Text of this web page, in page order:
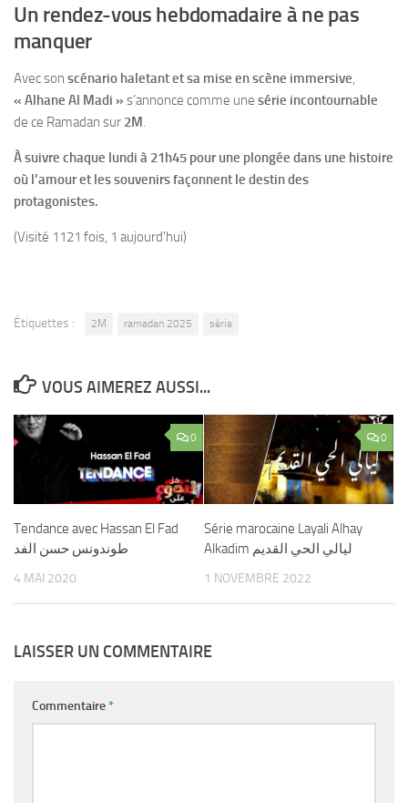
Un rendez-vous hebdomadaire à ne pas
manquer
Avec son scénario haletant et sa mise en scène immersive,
« Alhane Al Madi » s’annonce comme une série incontournable
de ce Ramadan sur 2M.
À suivre chaque lundi à 21h45 pour une plongée dans une histoire
où l’amour et les souvenirs façonnent le destin des
protagonistes.
(Visité 1121 fois, 1 aujourd'hui)
Étiquettes : 2M ramadan 2025 série
VOUS AIMEREZ AUSSI...
0
Tendance avec Hassan El Fad
طوندونس حسن الفد
4 MAI 2020
0
Série marocaine Layali Alhay
Alkadim ليالي الحي القديم
1 NOVEMBRE 2022
LAISSER UN COMMENTAIRE
Commentaire*